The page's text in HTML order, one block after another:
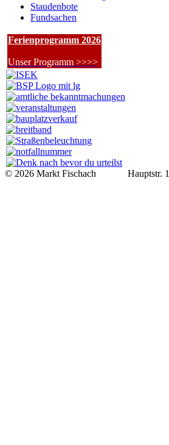
Staudenbote
Fundsachen
Ferienprogramm 2026
Unser Programm >>>>
© 2026 Markt Fischach Hauptstr. 16,